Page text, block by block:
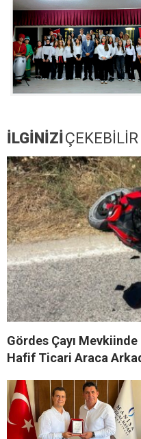
İLGİNİZİÇEKEBİLİR
Gördes Çayı
Hafif Ticari Araca